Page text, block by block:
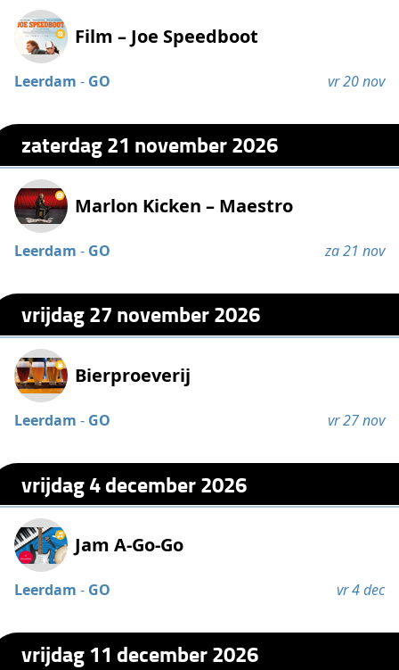
Film – Joe Speedboot
Leerdam - GO vr 20 nov
zaterdag 21 november 2026
Marlon Kicken – Maestro
Leerdam - GO za 21 nov
vrijdag 27 november 2026
Bierproeverij
Leerdam - GO vr 27 nov
vrijdag 4 december 2026
Jam A-Go-Go
Leerdam - GO vr 4 dec
vrijdag 11 december 2026